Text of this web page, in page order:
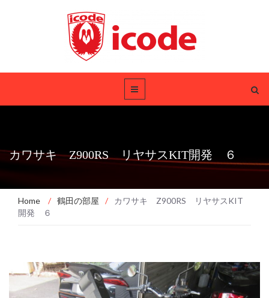
カワサキ Z900RS リヤサスKIT開発 ６
Home / 鶴田の部屋 /
カワサキ Z900RS リヤサスKIT
開発 ６